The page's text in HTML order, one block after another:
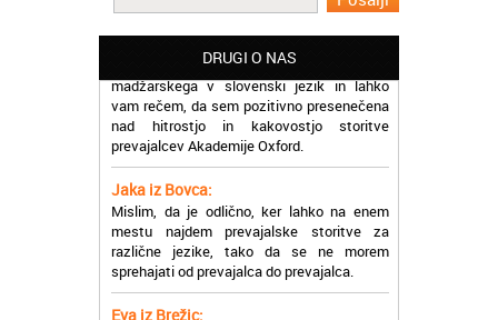
DRUGI O NAS
Martina iz Bleda:
Potrebovala sem prevajanje iz
madžarskega v slovenski jezik in lahko
vam rečem, da sem pozitivno presenečena
nad hitrostjo in kakovostjo storitve
prevajalcev Akademije Oxford.
Jaka iz Bovca:
Mislim, da je odlično, ker lahko na enem
mestu najdem prevajalske storitve za
različne jezike, tako da se ne morem
sprehajati od prevajalca do prevajalca.
Eva iz Brežic:
Nujno sem potrebovala prevod v francoski